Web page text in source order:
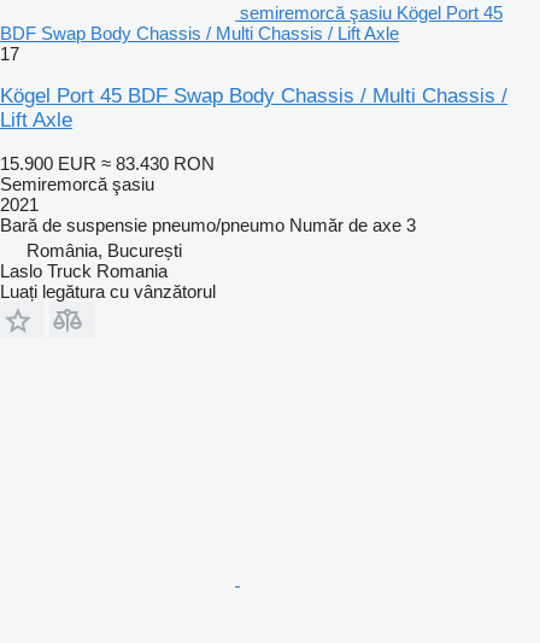
semiremorcă şasiu Kögel Port 45
BDF Swap Body Chassis / Multi Chassis / Lift Axle
17
Kögel Port 45 BDF Swap Body Chassis / Multi Chassis /
Lift Axle
15.900 EUR ≈ 83.430 RON
Semiremorcă şasiu
2021
Bară de suspensie pneumo/pneumo Număr de axe 3
România, București
Laslo Truck Romania
Luați legătura cu vânzătorul